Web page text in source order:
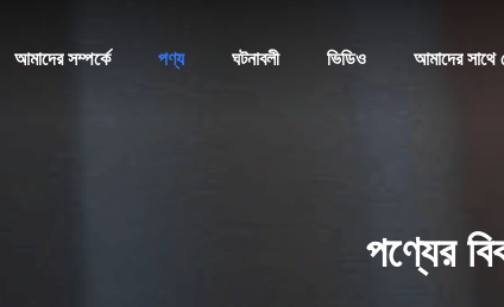
আমাদের সম্পর্কে পণ্য ঘটনাবলী ভিডিও আমাদের সাথে
পণ্যের